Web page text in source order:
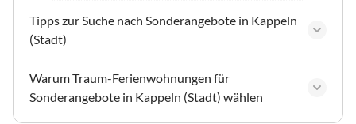
Tipps zur Suche nach Sonderangebote in Kappeln
(Stadt)
Warum Traum-Ferienwohnungen für
Sonderangebote in Kappeln (Stadt) wählen